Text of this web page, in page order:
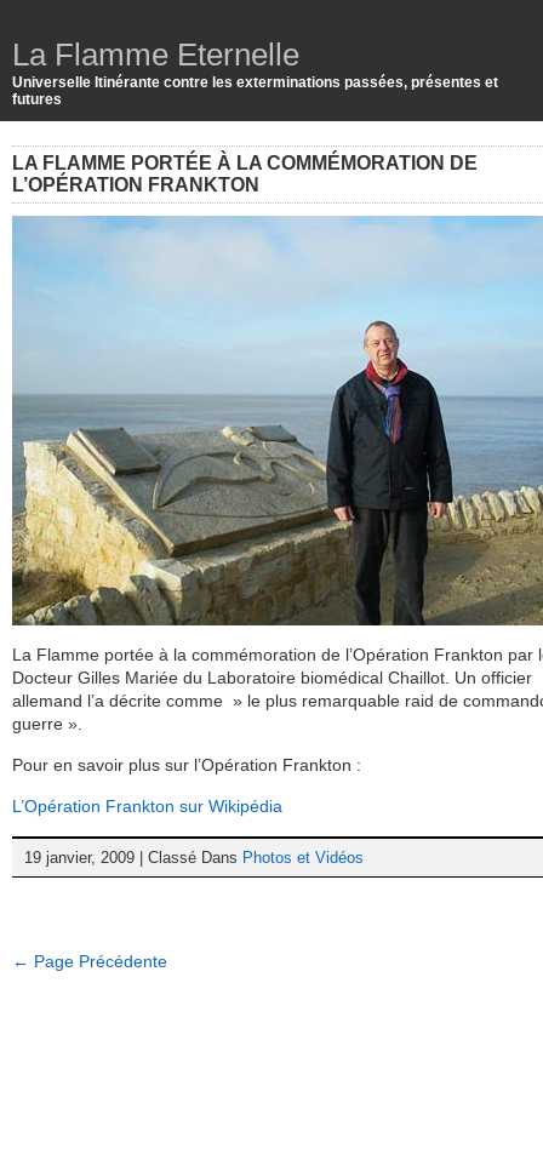
La Flamme Eternelle
Universelle Itinérante contre les exterminations passées, présentes et
futures
LA FLAMME PORTÉE À LA COMMÉMORATION DE
L’OPÉRATION FRANKTON
La Flamme portée à la commémoration de l’Opération Frankton par
Docteur Gilles Mariée du Laboratoire biomédical Chaillot. Un officier
allemand l’a décrite comme » le plus remarquable raid de
guerre ».
Pour en savoir plus sur l’Opération Frankton :
L’Opération Frankton sur Wikipédia
19 janvier, 2009 | Classé Dans Photos et Vidéos
← Page Précédente